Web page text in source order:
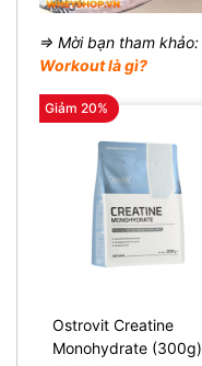
⇒ Mời bạn tham khảo:
Workout là gì?
Giảm 20%
Ostrovit Creatine
Monohydrate (300g)